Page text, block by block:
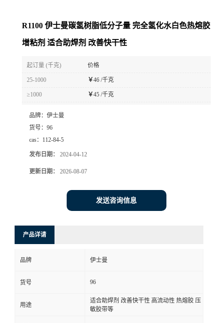
R1100 伊士曼碳氢树脂低分子量 完全氢化水白色热熔胶
增粘剂 适合助焊剂 改善快干性
起订量 (千克) 价格
25-1000 ￥46 /千克
≥1000 ￥45 /千克
品牌： 伊士曼
货号： 96
cas： 112-84-5
发布日期： 2024-04-12
更新日期： 2026-08-07
发送咨询信息
产品详请
品牌 伊士曼
货号 96
用途
适合助焊剂 改善快干性 高流动性 热熔胶 压
敏胶带等